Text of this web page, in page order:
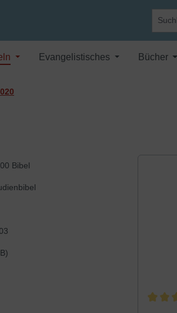
springen
Evangelistisches Bücher
Bibel